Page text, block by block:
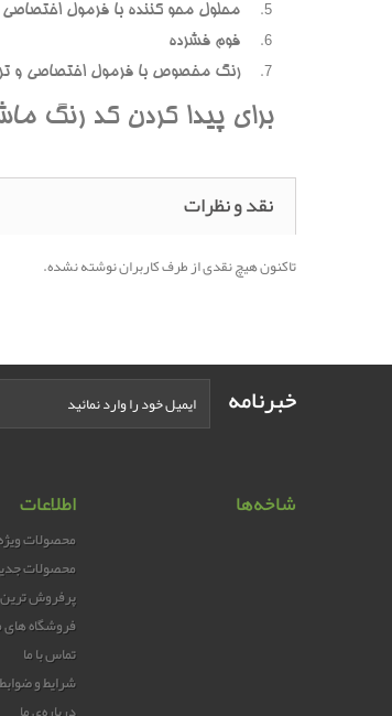
محلول محو کننده با فرمول
فوم فشرده
رنگ مخصوص با فرمول اختصاصي و
براي پيدا کردن کد رنگ
نقد و نظرات
تاکنون هیچ نقدی از طرف کاربران نوشته نشده.
خبرنامه
شاخه‌ها اطلاعات
محصولات
محصولات
پرفروش
فروشگاه های
تماس با ما
شرایط و